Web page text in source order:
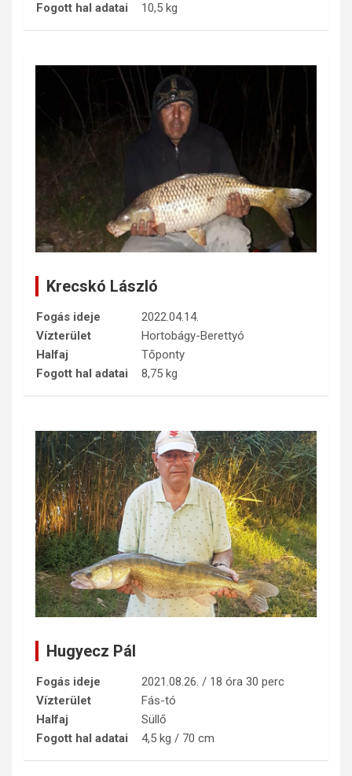
Fogott hal adatai
10,5 kg
Krecskó László
Fogás ideje
2022.04.14.
Vízterület
Hortobágy-Berettyó
Halfaj
Tőponty
Fogott hal adatai
8,75 kg
Hugyecz Pál
Fogás ideje
2021.08.26. / 18 óra 30 perc
Vízterület
Fás-tó
Halfaj
Süllő
Fogott hal adatai
4,5 kg / 70 cm